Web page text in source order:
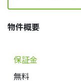
物件概要
保証金
無料